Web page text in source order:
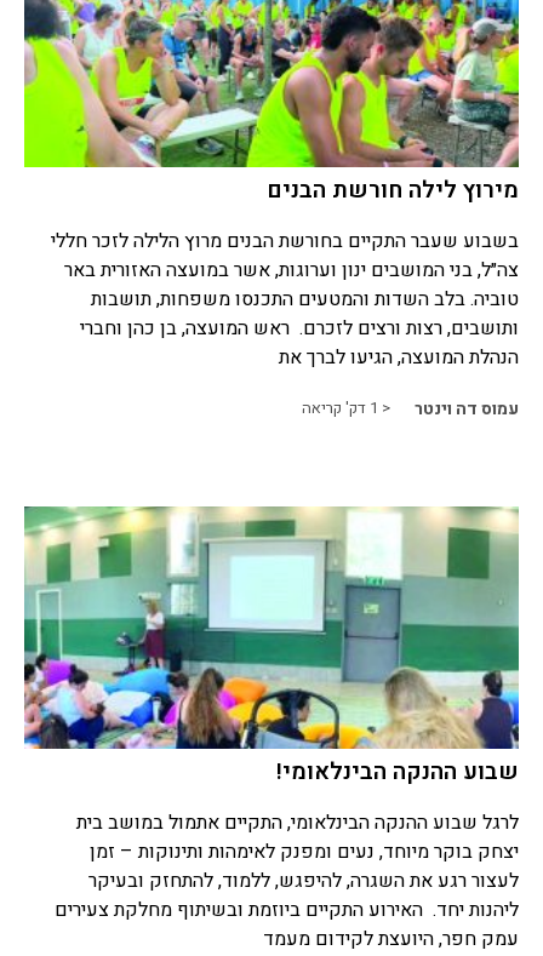
מירוץ לילה חורשת הבנים
בשבוע שעבר התקיים בחורשת הבנים מרוץ הלילה לזכר חללי
צה״ל, בני המושבים ינון וערוגות, אשר במועצה האזורית באר
טוביה. בלב השדות והמטעים התכנסו משפחות, תושבות
ותושבים, רצות ורצים לזכרם. ראש המועצה, בן כהן וחברי
הנהלת המועצה, הגיעו לברך את
עמוס דה וינטר < 1 דק' קריאה
שבוע ההנקה הבינלאומי!
לרגל שבוע ההנקה הבינלאומי, התקיים אתמול במושב בית
יצחק בוקר מיוחד, נעים ומפנק לאימהות ותינוקות – זמן
לעצור רגע את השגרה, להיפגש, ללמוד, להתחזק ובעיקר
ליהנות יחד. האירוע התקיים ביוזמת ובשיתוף מחלקת צעירים
עמק חפר, היועצת לקידום מעמד